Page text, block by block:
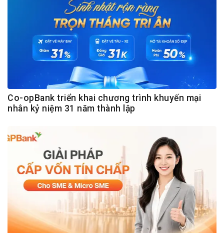
Co-opBank triển khai chương trình khuyến mại
nhân kỷ niệm 31 năm thành lập